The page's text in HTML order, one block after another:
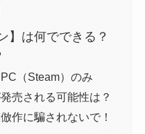
】は何でできる？
（Steam）のみ
売される可能性は？
作に騙されないで！